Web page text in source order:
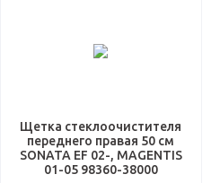
Щетка стеклоочистителя
переднего правая 50 см
SONATA EF 02-, MAGENTIS
01-05 98360-38000